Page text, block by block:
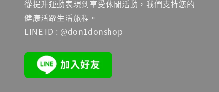
從提升運動表現到享受休閒活動，我們支持您的
健康活躍生活旅程。
LINE ID : @don1donshop